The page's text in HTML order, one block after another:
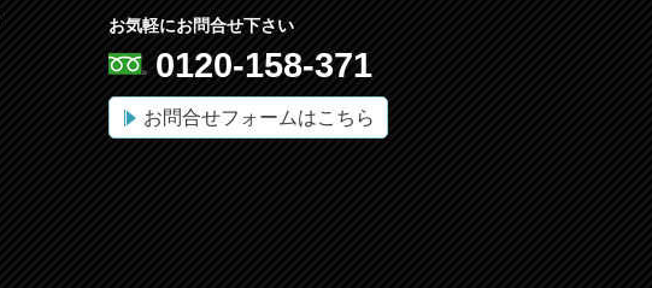
お気軽にお問合せ下さい
0120-158-371
お問合せフォームはこちら